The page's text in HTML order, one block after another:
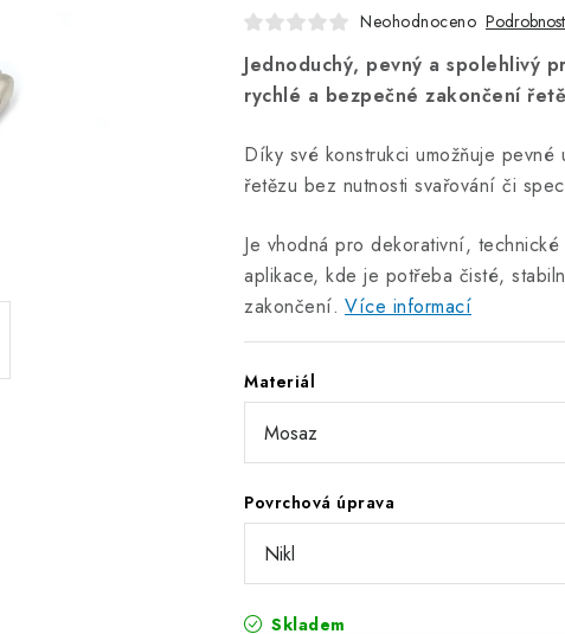
Neohodnoceno
Jednoduchý, pevný a spolehlivý
rychlé a bezpečné zakončení
Díky své konstrukci umožňuje pevné
řetězu bez nutnosti svařování či
Je vhodná pro dekorativní,
aplikace, kde je potřeba čisté,
zakončení. Více informací
Materiál
Povrchová úprava
Skladem